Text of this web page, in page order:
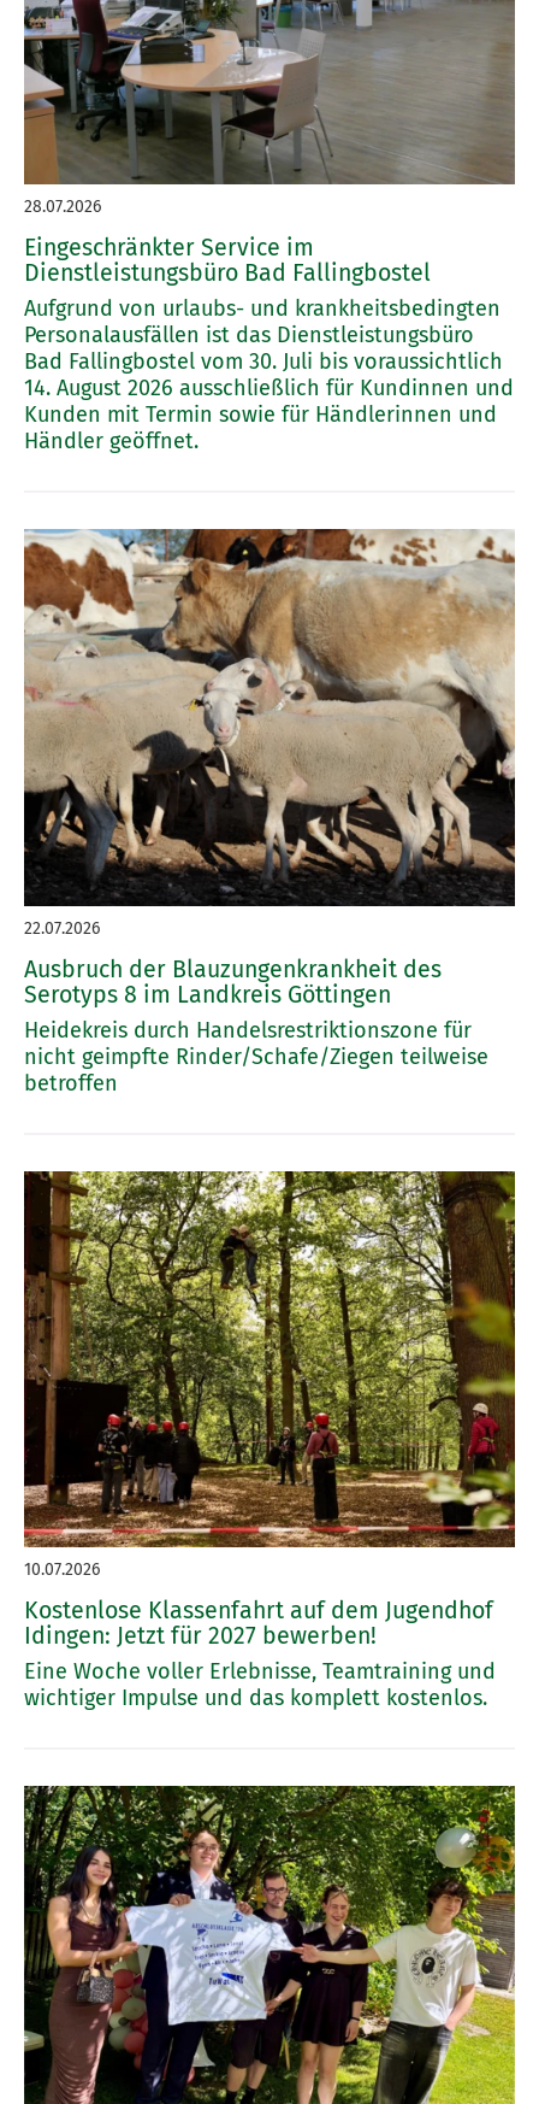
28.07.2026
Eingeschränkter Service im
Dienstleistungsbüro Bad Fallingbostel
Aufgrund von urlaubs- und krankheitsbedingten
Personalausfällen ist das Dienstleistungsbüro
Bad Fallingbostel vom 30. Juli bis voraussichtlich
14. August 2026 ausschließlich für Kundinnen und
Kunden mit Termin sowie für Händlerinnen und
Händler geöffnet.
22.07.2026
Ausbruch der Blauzungenkrankheit des
Serotyps 8 im Landkreis Göttingen
Heidekreis durch Handelsrestriktionszone für
nicht geimpfte Rinder/Schafe/Ziegen teilweise
betroffen
10.07.2026
Kostenlose Klassenfahrt auf dem Jugendhof
Idingen: Jetzt für 2027 bewerben!
Eine Woche voller Erlebnisse, Teamtraining und
wichtiger Impulse und das komplett kostenlos.